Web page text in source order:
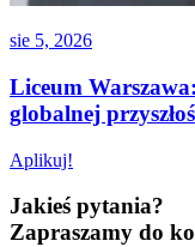
sie 5, 2026
Liceum
globalnej
Aplikuj!
Jakieś pytania?
Zapraszamy do